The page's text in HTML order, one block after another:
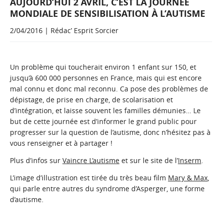
MONDIALE DE SENSIBILISATION À L’AUTISME
2/04/2016 | Rédac’ Esprit Sorcier
Un problème qui toucherait environ 1 enfant sur 150, et
jusqu’à 600 000 personnes en France, mais qui est encore
mal connu et donc mal reconnu. Ca pose des problèmes de
dépistage, de prise en charge, de scolarisation et
d’intégration, et laisse souvent les familles démunies… Le
but de cette journée est d’informer le grand public pour
progresser sur la question de l’autisme, donc n’hésitez pas à
vous renseigner et à partager !
Plus d’infos sur Vaincre L’autisme et sur le site de l’Inserm
L’image d’illustration est tirée du très beau film Mary & Max
qui parle entre autres du syndrome d’Asperger, une forme
d’autisme.